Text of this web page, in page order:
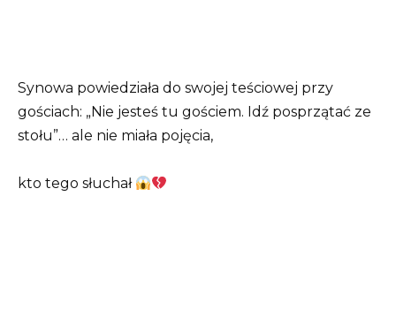
Synowa powiedziała do swojej teściowej przy
gościach: „Nie jesteś tu gościem. Idź posprzątać ze
stołu”… ale nie miała pojęcia,
kto tego słuchał